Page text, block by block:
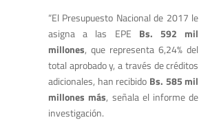
“El Presupuesto Nacional de 2017 le
asigna a las EPE Bs. 592 mil
millones, que representa 6,24% del
total aprobado y, a través de créditos
adicionales, han recibido Bs. 585 mil
millones más, señala el informe de
investigación.